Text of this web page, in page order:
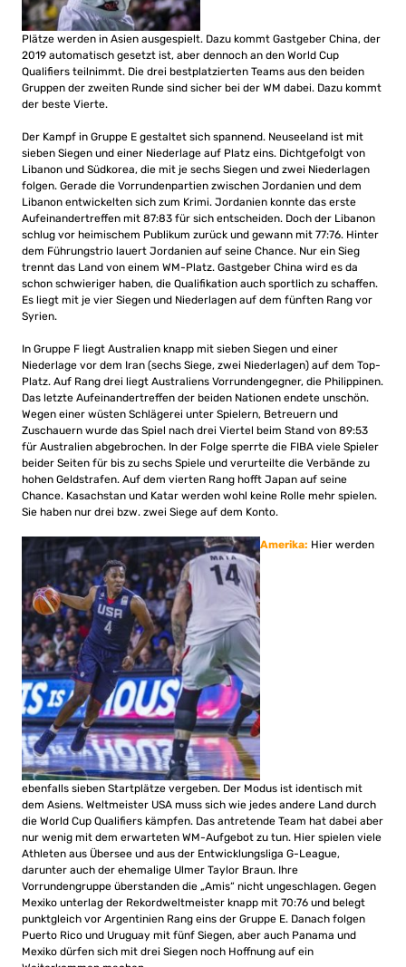
Plätze werden in Asien ausgespielt. Dazu kommt Gastgeber China, der
2019 automatisch gesetzt ist, aber dennoch an den World Cup
Qualifiers teilnimmt. Die drei bestplatzierten Teams aus den beiden
Gruppen der zweiten Runde sind sicher bei der WM dabei. Dazu kommt
der beste Vierte.
Der Kampf in Gruppe E gestaltet sich spannend. Neuseeland ist mit
sieben Siegen und einer Niederlage auf Platz eins. Dichtgefolgt von
Libanon und Südkorea, die mit je sechs Siegen und zwei Niederlagen
folgen. Gerade die Vorrundenpartien zwischen Jordanien und dem
Libanon entwickelten sich zum Krimi. Jordanien konnte das erste
Aufeinandertreffen mit 87:83 für sich entscheiden. Doch der Libanon
schlug vor heimischem Publikum zurück und gewann mit 77:76. Hinter
dem Führungstrio lauert Jordanien auf seine Chance. Nur ein Sieg
trennt das Land von einem WM-Platz. Gastgeber China wird es da
schon schwieriger haben, die Qualifikation auch sportlich zu schaffen.
Es liegt mit je vier Siegen und Niederlagen auf dem fünften Rang vor
Syrien.
In Gruppe F liegt Australien knapp mit sieben Siegen und einer
Niederlage vor dem Iran (sechs Siege, zwei Niederlagen) auf dem Top-
Platz. Auf Rang drei liegt Australiens Vorrundengegner, die Philippinen.
Das letzte Aufeinandertreffen der beiden Nationen endete unschön.
Wegen einer wüsten Schlägerei unter Spielern, Betreuern und
Zuschauern wurde das Spiel nach drei Viertel beim Stand von 89:53
für Australien abgebrochen. In der Folge sperrte die FIBA viele Spieler
beider Seiten für bis zu sechs Spiele und verurteilte die Verbände zu
hohen Geldstrafen. Auf dem vierten Rang hofft Japan auf seine
Chance. Kasachstan und Katar werden wohl keine Rolle mehr spielen.
Sie haben nur drei bzw. zwei Siege auf dem Konto.
Amerika: Hier werden
ebenfalls sieben Startplätze vergeben. Der Modus ist identisch mit
dem Asiens. Weltmeister USA muss sich wie jedes andere Land durch
die World Cup Qualifiers kämpfen. Das antretende Team hat dabei aber
nur wenig mit dem erwarteten WM-Aufgebot zu tun. Hier spielen viele
Athleten aus Übersee und aus der Entwicklungsliga G-League,
darunter auch der ehemalige Ulmer Taylor Braun. Ihre
Vorrundengruppe überstanden die „Amis“ nicht ungeschlagen. Gegen
Mexiko unterlag der Rekordweltmeister knapp mit 70:76 und belegt
punktgleich vor Argentinien Rang eins der Gruppe E. Danach folgen
Puerto Rico und Uruguay mit fünf Siegen, aber auch Panama und
Mexiko dürfen sich mit drei Siegen noch Hoffnung auf ein